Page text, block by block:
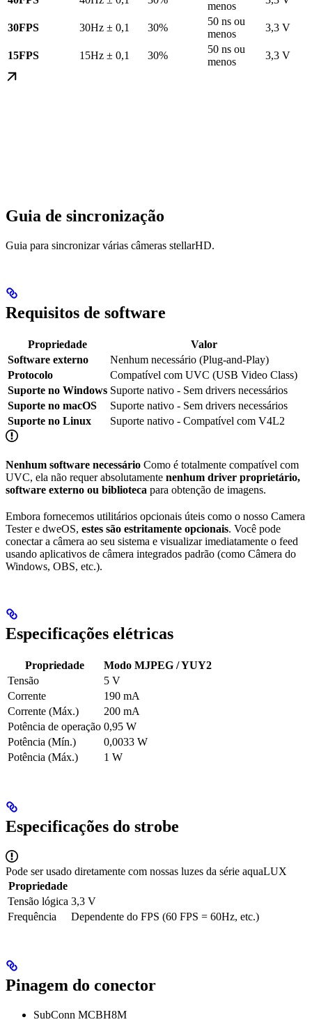
menos
30FPS 30Hz ± 0,1 30%
50 ns ou
menos
3,3 V
15FPS 15Hz ± 0,1 30%
50 ns ou
menos
3,3 V
Guia de sincronização
Guia para sincronizar várias câmeras stellarHD.
Requisitos de software
Propriedade
Valor
Software externo
Nenhum necessário (Plug-and-Play)
Protocolo
Compatível com UVC (USB Video Class)
Suporte no Windows Suporte nativo - Sem drivers necessários
Suporte no macOS
Suporte nativo - Sem drivers necessários
Suporte no Linux
Suporte nativo - Compatível com V4L2
Nenhum software necessário Como é totalmente compatível com
UVC, ela não requer absolutamente nenhum driver proprietário,
software externo ou biblioteca para obtenção de imagens.
Embora fornecemos utilitários opcionais úteis como o nosso Camera
Tester e dweOS, estes são estritamente opcionais. Você pode
conectar a câmera ao seu sistema e visualizar imediatamente o feed
usando aplicativos de câmera integrados padrão (como Câmera do
Windows, OBS, etc.).
Especificações elétricas
Propriedade
Modo MJPEG / YUY2
Tensão
5 V
Corrente
190 mA
Corrente (Máx.)
200 mA
Potência de operação 0,95 W
Potência (Mín.)
0,0033 W
Potência (Máx.)
1 W
Especificações do strobe
Pode ser usado diretamente com nossas luzes da série aquaLUX
Propriedade
Tensão lógica 3,3 V
Frequência
Dependente do FPS (60 FPS = 60Hz, etc.)
Pinagem do conector
SubConn MCBH8M